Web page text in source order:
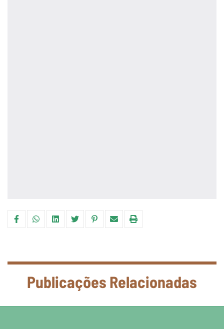
Publicações Relacionadas